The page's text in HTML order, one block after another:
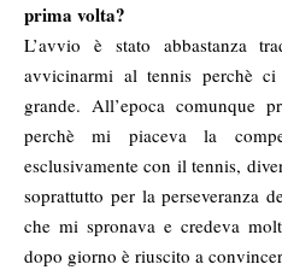
prima volta?
L’avvio è stato abbastanza
avvicinarmi al tennis perchè
grande. All’epoca comunque
perchè mi piaceva la
esclusivamente con il tennis,
soprattutto per la perseveranza
che mi spronava e credeva
dopo giorno è riuscito a